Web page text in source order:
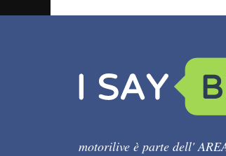
motorilive è parte dell'